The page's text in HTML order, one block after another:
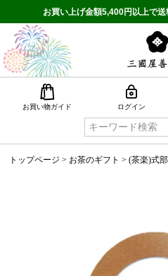
お買い上げ金額5,400円以上で送
お買い物ガイド ログイン
トップページ お茶のギフト (茶楽)式